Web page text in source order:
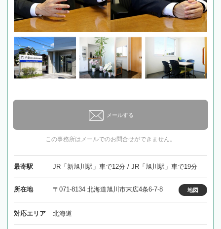
メールする
この事務所はメールでのお問合せができません。
最寄駅 JR「新旭川駅」車で12分 / JR「旭川駅」車で19分
所在地 〒071-8134 北海道旭川市末広4条6-7-8 地図
対応エリア 北海道